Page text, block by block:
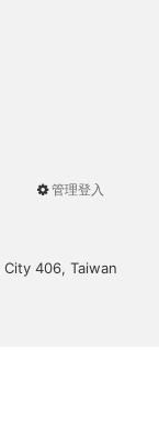
User
管理登入
406, Taiwan